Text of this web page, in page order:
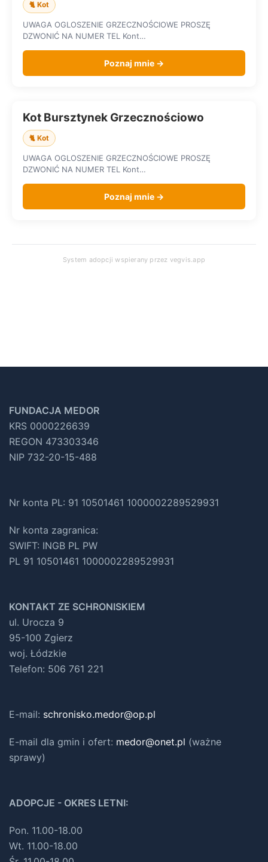
🐈 Kot
UWAGA OGLOSZENIE GRZECZNOŚCIOWE PROSZĘ
DZWONIĆ NA NUMER TEL Kont…
Poznaj mnie →
SZUKA DOMU
Kot Bursztynek Grzecznościowo
🐈 Kot
UWAGA OGLOSZENIE GRZECZNOŚCIOWE PROSZĘ
DZWONIĆ NA NUMER TEL Kont…
Poznaj mnie →
System adopcji wspierany przez vegvis.app
FUNDACJA MEDOR
KRS 0000226639
REGON 473303346
NIP 732-20-15-488
Nr konta PL: 91 10501461 1000002289529931
Nr konta zagranica:
SWIFT: INGB PL PW
PL 91 10501461 1000002289529931
KONTAKT ZE SCHRONISKIEM
ul. Urocza 9
95-100 Zgierz
woj. Łódzkie
Telefon: 506 761 221
E-mail: schronisko.medor@op.pl
E-mail dla gmin i ofert: medor@onet.pl (ważne
sprawy)
ADOPCJE - OKRES LETNI:
Pon. 11.00-18.00
Wt. 11.00-18.00